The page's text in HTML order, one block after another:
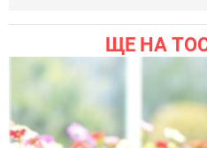
ЩЕ НА